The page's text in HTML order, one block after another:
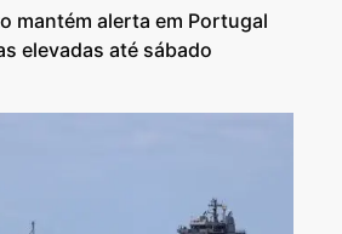
mantém alerta em Portugal
elevadas até sábado